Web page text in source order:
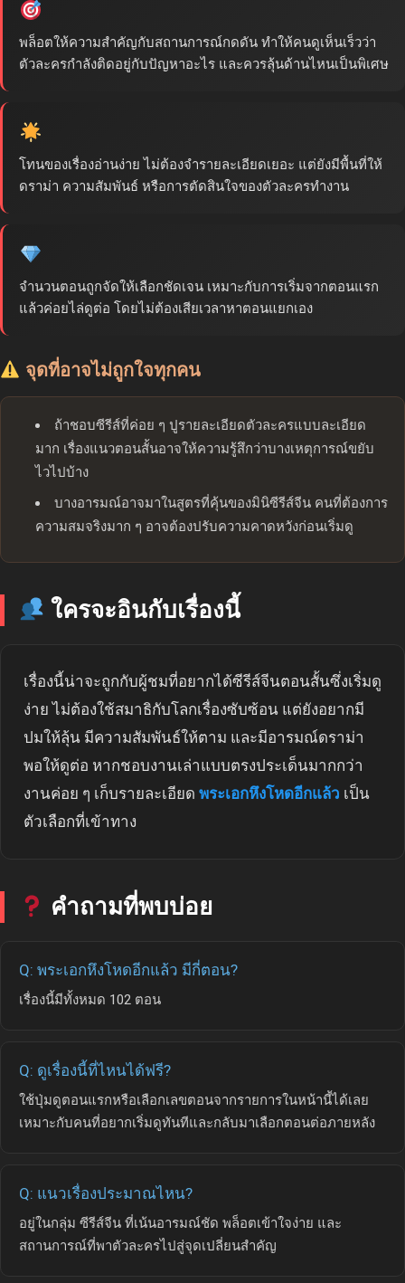
พล็อตให้ความสำคัญกับสถานการณ์กดดัน ทำให้คนดูเห็นเร็วว่า
ตัวละครกำลังติดอยู่กับปัญหาอะไร และควรลุ้นด้านไหนเป็นพิเศษ
โทนของเรื่องอ่านง่าย ไม่ต้องจำรายละเอียดเยอะ แต่ยังมีพื้นที่ให้
ดราม่า ความสัมพันธ์ หรือการตัดสินใจของตัวละครทำงาน
จำนวนตอนถูกจัดให้เลือกชัดเจน เหมาะกับการเริ่มจากตอนแรก
แล้วค่อยไล่ดูต่อ โดยไม่ต้องเสียเวลาหาตอนแยกเอง
จุดที่อาจไม่ถูกใจทุกคน
ถ้าชอบซีรีส์ที่ค่อย ๆ ปูรายละเอียดตัวละครแบบละเอียด
มาก เรื่องแนวตอนสั้นอาจให้ความรู้สึกว่าบางเหตุการณ์ขยับ
ไวไปบ้าง
บางอารมณ์อาจมาในสูตรที่คุ้นของมินิซีรีส์จีน คนที่ต้องการ
ความสมจริงมาก ๆ อาจต้องปรับความคาดหวังก่อนเริ่มดู
ใครจะอินกับเรื่องนี้
เรื่องนี้น่าจะถูกกับผู้ชมที่อยากได้ซีรีส์จีนตอนสั้นซึ่งเริ่มดู
ง่าย ไม่ต้องใช้สมาธิกับโลกเรื่องซับซ้อน แต่ยังอยากมี
ปมให้ลุ้น มีความสัมพันธ์ให้ตาม และมีอารมณ์ดราม่า
พอให้ดูต่อ หากชอบงานเล่าแบบตรงประเด็นมากกว่า
งานค่อย ๆ เก็บรายละเอียด พระเอกหึงโหดอีกแล้ว เป็น
ตัวเลือกที่เข้าทาง
คำถามที่พบบ่อย
Q: พระเอกหึงโหดอีกแล้ว มีกี่ตอน?
เรื่องนี้มีทั้งหมด 102 ตอน
Q: ดูเรื่องนี้ที่ไหนได้ฟรี?
ใช้ปุ่มดูตอนแรกหรือเลือกเลขตอนจากรายการในหน้านี้ได้เลย
เหมาะกับคนที่อยากเริ่มดูทันทีและกลับมาเลือกตอนต่อภายหลัง
Q: แนวเรื่องประมาณไหน?
อยู่ในกลุ่ม ซีรีส์จีน ที่เน้นอารมณ์ชัด พล็อตเข้าใจง่าย และ
สถานการณ์ที่พาตัวละครไปสู่จุดเปลี่ยนสำคัญ